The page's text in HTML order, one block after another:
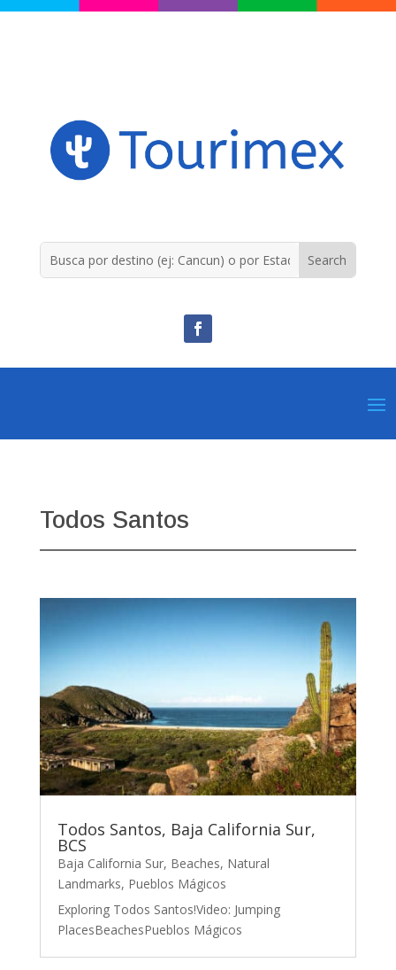
Todos Santos
Todos Santos, Baja California Sur,
BCS
Baja California Sur, Beaches, Natural
Landmarks, Pueblos Mágicos
Exploring Todos Santos!Video: Jumping
PlacesBeachesPueblos Mágicos